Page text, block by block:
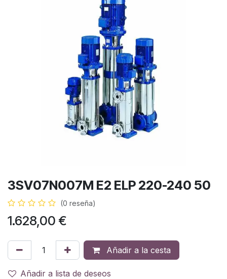
3SV07N007M E2 ELP 220-240 50
(0 reseña)
1.628,00 €
Añadir a la cesta
Añadir a lista de deseos